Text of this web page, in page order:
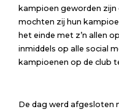
kampioen geworden
mochten zij hun
het einde met z’n allen
inmiddels op alle social
kampioenen op de club
De dag werd afgesloten